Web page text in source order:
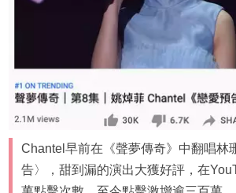
Chantel早前在《聲夢傳奇》中翻唱林
告〉，甜到漏的演出大獲好評，在